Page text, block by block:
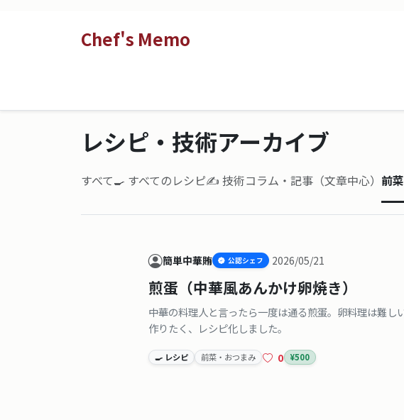
Chef's Memo
レシピ・技術アーカイブ
すべて🍳 すべてのレシピ✍️ 技術コラム・記事（文章中心） 前
簡単中華賄 公認シェフ 2026/05/21
煎蛋（中華風あんかけ卵焼き）
中華の料理人と言ったら一度は通る煎蛋。卵料理は難し
作りたく、レシピ化しました。
🍳 レシピ 前菜・おつまみ 0 ¥500